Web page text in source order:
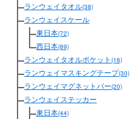
ランウェイタオル(38)
ランウェイスケール
東日本(72)
西日本(89)
ランウェイタオルポケット (16)
ランウェイマスキングテープ(30)
ランウェイマグネットバー(20)
ランウェイステッカー
東日本(44)